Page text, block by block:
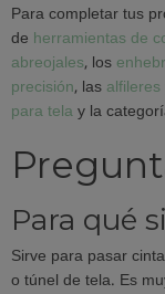
Para completar tus
de herramientas de
abreojales, los
precisión, las
para telay la
Para qué
Sirve para pasar
o túnel de tela. Es